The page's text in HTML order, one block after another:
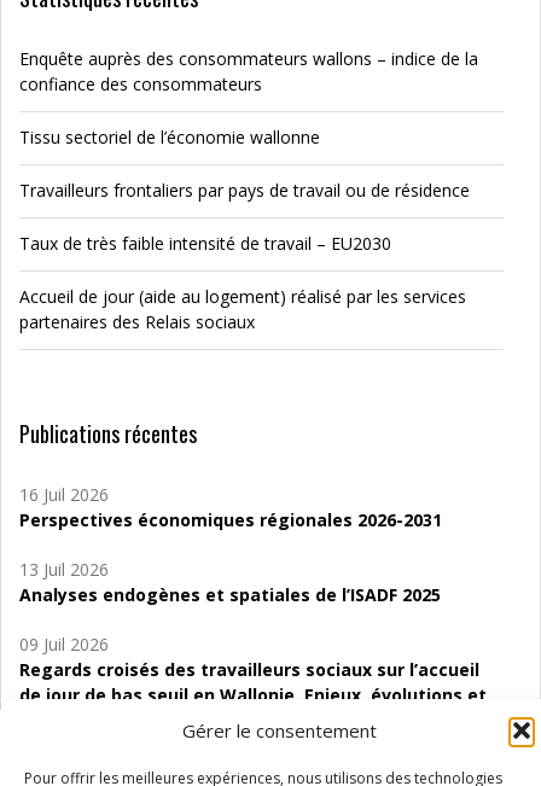
Gérer le consentement
Pour offrir les meilleures expériences, nous utilisons des technologies
Enquête auprès des consommateurs wallons – indice de la
confiance des consommateurs
Tissu sectoriel de l’économie wallonne
Travailleurs frontaliers par pays de travail ou de résidence
Taux de très faible intensité de travail – EU2030
Accueil de jour (aide au logement) réalisé par les services
partenaires des Relais sociaux
Publications récentes
16 Juil 2026
Perspectives économiques régionales 2026-2031
13 Juil 2026
Analyses endogènes et spatiales de l’ISADF 2025
09 Juil 2026
Regards croisés des travailleurs sociaux sur l’accueil
de jour de bas seuil en Wallonie. Enjeux, évolutions et
06 Juil 2026